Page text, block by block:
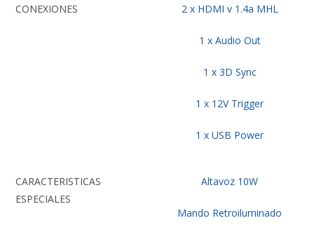
CONEXIONES 2 x HDMI v 1.4a MHL
1 x Audio Out
1 x 3D Sync
1 x 12V Trigger
1 x USB Power
CARACTERISTICAS
ESPECIALES
Altavoz 10W
Mando Retroiluminado